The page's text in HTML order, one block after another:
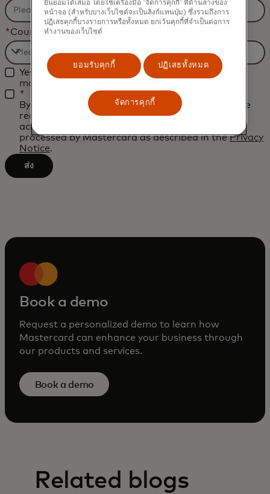
*Country
Filtering
will
be
applied
after
characters.
Yes, I would like to receive future marketing
materials from Mastercard.
*
By clicking the button below, I confirm that I have
read and agree to theTerms of Use
acknowledge that your personal data will be
processed by Mastercard as described in thePrivacy
Notice.
ส่ง
Book a demo
Request a personalized demo to learn how
Mastercard can enhance your business through
our products and services.
Book a demo
Related blogs
ยินยอมได้เสมอ โดยใช้เครื่องมือ 'จัดการคุกกี้' ที่ด้านล่างของ
หน้าจอ (สำหรับบางเว็บไซต์จะเป็นลิงก์แทนปุ่ม) ซึ่งรวมถึงการ
ปฏิเสธคุกกี้บางรายการหรือทั้งหมด ยกเว้นคุกกี้ที่จำเป็นต่อการ
ทำงานของเว็บไซต์
ยอมรับคุกกี้ ปฏิเสธทั้งหมด
จัดการคุกกี้